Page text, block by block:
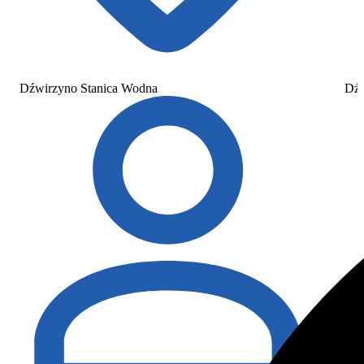
Dźwirzyno Stanica Wodna